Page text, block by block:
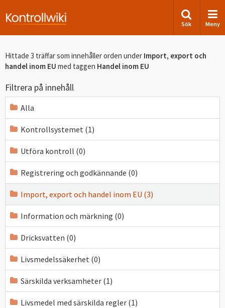
Sök Meny
Hittade 3 träffar som innehåller orden under Import, export och
handel inom EU med taggen Handel inom EU
Filtrera på innehåll
Alla
Kontrollsystemet (1)
Utföra kontroll (0)
Registrering och godkännande (0)
Import, export och handel inom EU (3)
Information och märkning (0)
Dricksvatten (0)
Livsmedelssäkerhet (0)
Särskilda verksamheter (1)
Livsmedel med särskilda regler (1)